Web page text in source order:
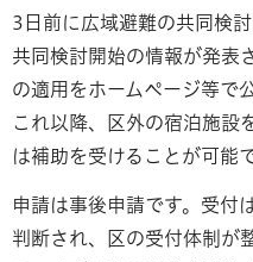
3日前に広域避難の共同検討
共同検討開始の情報が発表
の適用をホームページ等で
これ以降、区外の宿泊施設
は補助を受けることが可能で
申請は事後申請です。受付
判断され、区の受付体制が